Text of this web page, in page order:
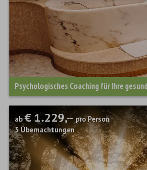
ab€ 1.229,-- pro Person
5 Übernachtungen